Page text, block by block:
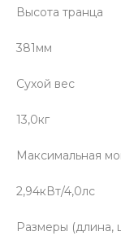
Высота транца
381мм
Сухой вес
13,0кг
Максимальная
2,94кВт/4,0лс
Размеры (длина,